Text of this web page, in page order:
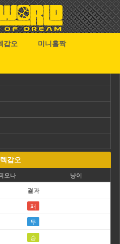
갑오
미니홀짝
갑오
오나 냥이
결과
패
무
승